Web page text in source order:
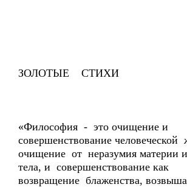
ЗОЛОТЫЕ СТИХИ
«Философия - это очищение и
совершенствование человеческой
очищение от неразумия материи
тела, и совершенствование как
возвращение блаженства,